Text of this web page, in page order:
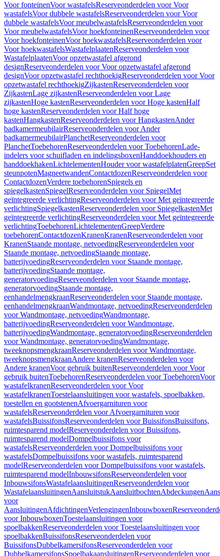
Voor fonteinenVoor wastafelsReserveonderdelen voor Voor
wastafelsVoor dubbele wastafelsReserveonderdelen voor Voor
dubbele wastafelsVoor meubelwastafelsReserveonderdelen voor
Voor meubelwastafelsVoor hoekfonteinenReserveonderdelen voor
Voor hoekfonteinenVoor hoekwastafelsReserveonderdelen voor
Voor hoekwastafelsWastafelplaatenReserveonderdelen voor
WastafelplaatenVoor opzetwastafel afgerond
designReserveonderdelen voor Voor opzetwastafel afgerond
designVoor opzetwastafel rechthoekigReserveonderdelen voor Voor
opzetwastafel rechthoekigZijkastenReserveonderdelen voor
ZijkastenLage zijkastenReserveonderdelen voor Lage
zijkastenHoge kastenReserveonderdelen voor Hoge kastenHalf
hoge kastenReserveonderdelen voor Half hoge
kastenHangkastenReserveonderdelen voor HangkastenAnder
badkamermeubilairReserveonderdelen voor Ander
badkamermeubilairPlanchetReserveonderdelen voor
PlanchetToebehorenReserveonderdelen voor ToebehorenLade-
indelers voor schuifladen en indelingsboxenHanddoekhouders en
handdoekhakenLichtelementenHouder voor wastafelplatenGreepSet
steunpotenMagneetwandenContactdozenReserveonderdelen voor
ContactdozenVerdere toebehorenSpiegels en
spiegelkastenSpiegelReserveonderdelen voor SpiegelMet
geïntegreerde verlichtingReserveonderdelen voor Met geïntegreerde
verlichtingSpiegelkastenReserveonderdelen voor SpiegelkastenMet
geïntegreerde verlichtingReserveonderdelen voor Met geïntegreerde
verlichtingToebehorenLichtelementenGreepVerdere
toebehorenContactdozenKranenKranenReserveonderdelen voor
KranenStaande montage, netvoedingReserveonderdelen voor
Staande montage, netvoedingStaande montage,
batterijvoedingReserveonderdelen voor Staande montage,
batterijvoedingStaande montage,
generatorvoedingReserveonderdelen voor Staande montage,
generatorvoedingStaande montage,
eenhandelmengkraanReserveonderdelen voor Staande montage,
eenhandelmengkraanWandmontage, netvoedingReserveonderdelen
voor Wandmontage, netvoedingWandmontage,
batterijvoedingReserveonderdelen voor Wandmontage,
batterijvoedingWandmontage, generatorvoedingReserveonderdelen
voor Wandmontage, generatorvoedingWandmontage,
tweeknopsmengkraanReserveonderdelen voor Wandmontage,
tweeknopsmengkraanAndere kranenReserveonderdelen voor
Andere kranenVoor gebruik buitenReserveonderdelen voor Voor
gebruik buitenToebehorenReserveonderdelen voor ToebehorenVoor
wastafelkranenReserveonderdelen voor Voor
wastafelkranenToestelaansluitingen voor wastafels, spoelbakken,
toestellen en gootstenenAfvoergarnituren voor
wastafelsReserveonderdelen voor Afvoergarnituren voor
wastafelsBuissifonsReserveonderdelen voor BuissifonsBuissifons,
ruimtesparend modelReserveonderdelen voor Buissifons,
ruimtesparend modelDompelbuissifons voor
wastafelsReserveonderdelen voor Dompelbuissifons voor
wastafelsDompelbuissifons voor wastafels, ruimtesparend
modelReserveonderdelen voor Dompelbuissifons voor wastafels,
ruimtesparend modelInbouwsifonsReserveonderdelen voor
InbouwsifonsWastafelaansluitingenReserveonderdelen voor
WastafelaansluitingenAansluitstukAansluitbochtenAbdeckungen
voor
AansluitingenAfdichtingenVerlengingenInbouwboxen
voor InbouwboxenToestelaansluitingen voor
spoelbakkenReserveonderdelen voor Toestelaansluitingen voor
spoelbakkenBuissifonsReserveonderdelen voor
BuissifonsDubbelkamersifonsReserveonderdelen voor
DubbelkamersifonsSpoelbakaansluitingenReserveonderdelen voor